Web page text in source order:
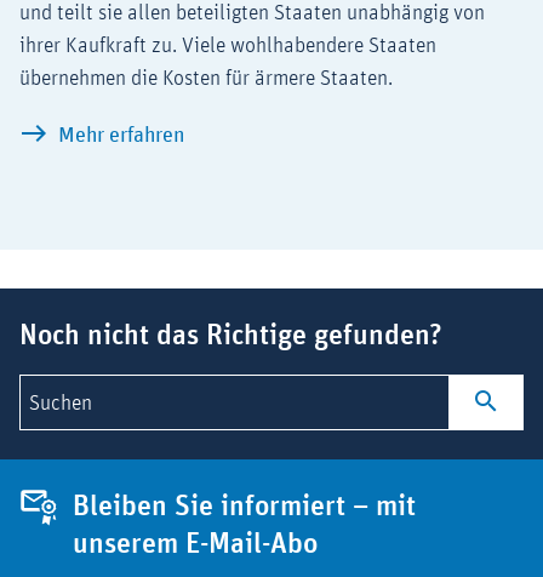
und teilt sie allen beteiligten Staaten unabhängig von
ihrer Kaufkraft zu. Viele wohlhabendere Staaten
übernehmen die Kosten für ärmere Staaten.
Mehr erfahren
Noch nicht das Richtige gefunden?
Suchen
Bleiben Sie informiert – mit
unserem E-Mail-Abo